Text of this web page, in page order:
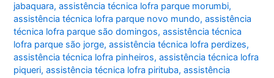
jabaquara,assistência técnica lofra parque morumbi,
assistência técnica lofra parque novo mundo,assistência
técnica lofra parque são domingos,assistência técnica
lofra parque são jorge,assistência técnica lofra perdizes,
assistência técnica lofra pinheiros,assistência técnica lofra
piqueri,assistência técnica lofra pirituba,assistência